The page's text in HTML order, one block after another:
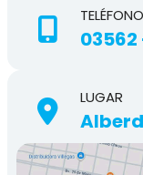
TELÉFONO
LUGAR